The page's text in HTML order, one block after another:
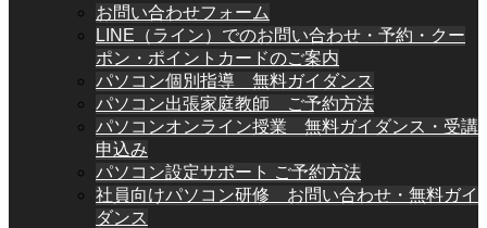
お問い合わせフォーム
LINE（ライン）でのお問い合わせ・予約・クー
ポン・ポイントカードのご案内
パソコン個別指導 無料ガイダンス
パソコン出張家庭教師 ご予約方法
パソコンオンライン授業 無料ガイダンス・受講
申込み
パソコン設定サポート ご予約方法
社員向けパソコン研修 お問い合わせ・無料ガイ
ダンス